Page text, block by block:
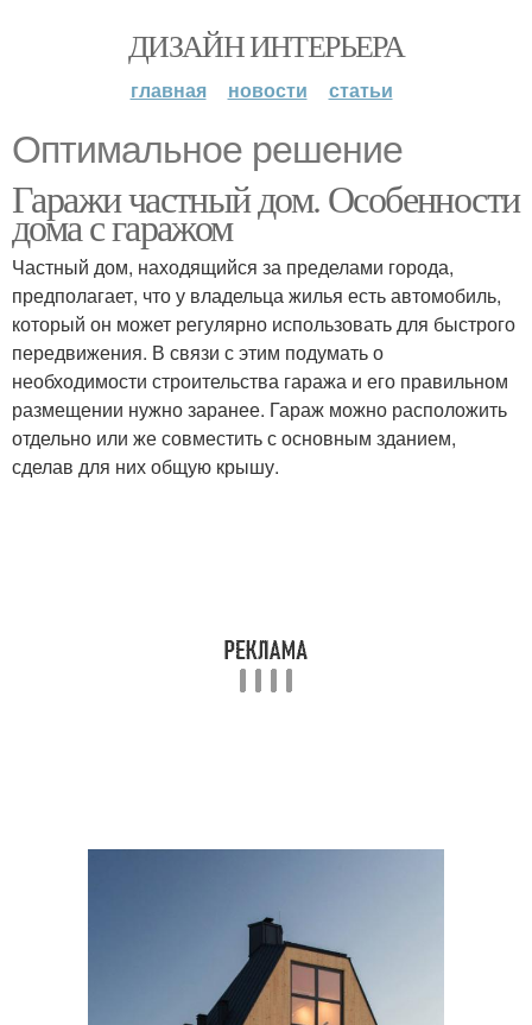
ДИЗАЙН ИНТЕРЬЕРА
главная новости статьи
Оптимальное решение
Гаражи частный дом. Особенности
дома с гаражом
Частный дом, находящийся за пределами города,
предполагает, что у владельца жилья есть автомобиль,
который он может регулярно использовать для быстрого
передвижения. В связи с этим подумать о
необходимости строительства гаража и его правильном
размещении нужно заранее. Гараж можно расположить
отдельно или же совместить с основным зданием,
сделав для них общую крышу.